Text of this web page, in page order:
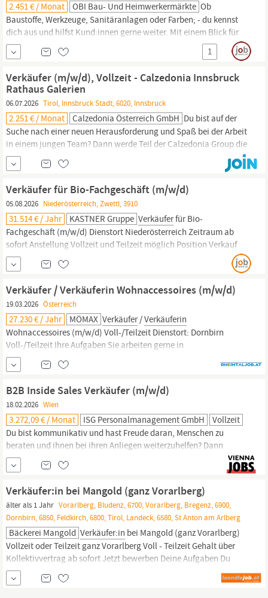
2.451 € / Monat OBI Bau- Und Heimwerkermärkte Ob
Baustoffe, Werkzeuge, Sanitäranlagen oder Farben; - du kennst
dich aus und hilfst Kund:innen gerne weiter. Mit einem Blick für
Details gehst du durch deine Abteilung und siehst, was zu tun ist.
Was dir am meisten Spaß macht? Aus jedem Kundenbesuch ein
Einkaufserlebnis zu schaffen.
Geschlechter) OBI Markt Stockerau Aufgaben,...
1
Verkäufer (m/w/d), Vollzeit - Calzedonia Innsbruck
Rathaus Galerien
06.07.2026 Tirol, Innsbruck Stadt, 6020, Innsbruck
2.251 € / Monat Calzedonia Österreich GmbH Du bist auf der
Suche nach einer neuen Herausforderung und Spaß bei der Arbeit
in einem jungen Team? Dann werde Teil der Calzedonia Group die
von Mailand, Wien, Berlin, Paris über Hong Kong und Shanghai
bis nach New York an zahlreichen prominenten Plätzen weltweit
mit den Marken Calzedonia, Intimissimi, Tezenis und Falconeri
vertreten ist. Wen suchen wir?Verkäufer
Verkäufer für Bio-Fachgeschäft (m/w/d)
05.08.2026 Niederösterreich, Zwettl, 3910
31.514 € / Jahr KASTNER Gruppe Verkäuferfür Bio-
Fachgeschäft (m/w/d) Dienstort Niederösterreich Zeitraum ab
sofort Anstellung Vollzeit und Teilzeit möglich Position Verkauf
Für unser bekanntes Bio-Fachgeschäft in bester Zwettler
Innenstadtlage suchen wir motivierte
Freude am Umgang mit Menschen haben und hochwertige Bio-
Lebensmittel mit...
Verkäufer / Verkäuferin Wohnaccessoires (m/w/d)
19.03.2026 Österreich
27.230 € / Jahr MÖMAX Verkäufer/Verkäuferin
Wohnaccessoires (m/w/d) Voll-/Teilzeit Dienstort: Dornbirn
Voll-/Teilzeit Ihre Aufgaben Sie arbeiten gerne in
unterschiedlichen Bereichen wie Heimtextilien, Teppichen,
Haushaltswaren, Dekorationsartikeln oder LampenSie begeistern
unsere Kunden im Markt, stehen ihnen mit Rat und Tat zur Seite
und sorgen
B2B Inside Sales Verkäufer (m/w/d)
18.02.2026 Wien
3.272,09 € / Monat ISG Personalmanagement GmbH
Vollzeit
Du bist kommunikativ und hast Freude daran, Menschen zu
beraten und ihnen bei ihren Anliegen weiterzuhelfen? Dann
suchen wir genau dich! Werde Teil des Teams als B2B Inside Sales
Verkäufer bei A1 und erlebe jeden Tag neue spannende
Momente geschaffen! Deine Aufgaben: Professionelle Beratung
und
Verkäufer:in bei Mangold (ganz Vorarlberg)
älter als 1 Jahr Vorarlberg, Bludenz, 6700, Vorarlberg, Bregenz, 6900,
Dornbirn, 6850, Feldkirch, 6800, Tirol, Landeck, 6580, St Anton am Arlberg
Bäckerei Mangold Verkäufer:in bei Mangold (ganz Vorarlberg)
Vollzeit oder Teilzeit ganz Vorarlberg Voll - Teilzeit Gehalt über
Kollektivvertrag ab sofort Jetzt bewerben Deine Aufgaben Du
berätst und bedienst unsere Kund:innen Du verkaufst unsere
Backwaren, Snacks, Handelswaren und Getränke Du bereitest